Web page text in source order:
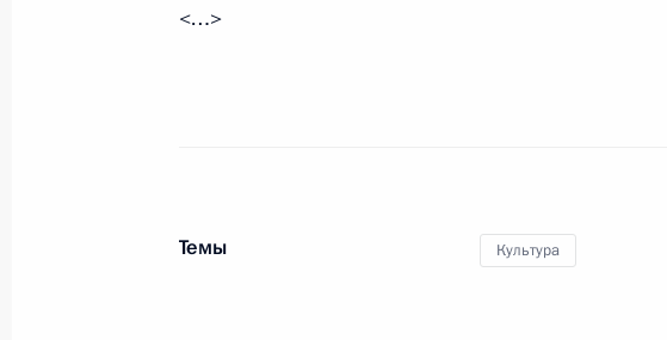
События
Президент России
<…>
Темы Культура